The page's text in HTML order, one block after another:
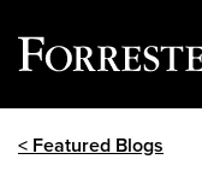
< Featured Blogs